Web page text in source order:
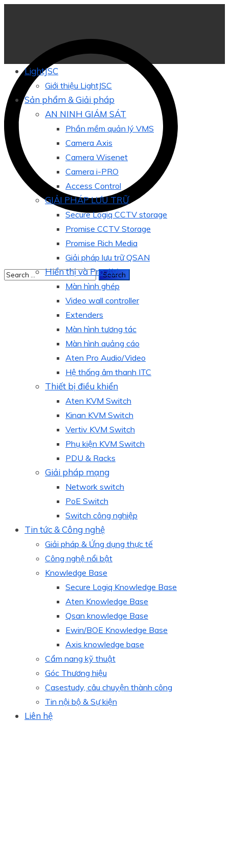
LightJSC
Giới thiệu LightJSC
Sản phẩm & Giải pháp
AN NINH GIÁM SÁT
Phần mềm quản lý VMS
Camera Axis
Camera Wisenet
Camera i-PRO
Access Control
GIẢI PHÁP LƯU TRỮ
Secure Logiq CCTV storage
Promise CCTV Storage
Promise Rich Media
Giải pháp lưu trữ QSAN
Hiển thị và Pro AV
Màn hình ghép
Video wall controller
Extenders
Màn hình tương tác
Màn hình quảng cáo
Aten Pro Audio/Video
Hệ thống âm thanh ITC
Thiết bị điều khiển
Aten KVM Switch
Kinan KVM Switch
Vertiv KVM Switch
Phụ kiện KVM Switch
PDU & Racks
Giải pháp mạng
Network switch
PoE Switch
Switch công nghiệp
Tin tức & Công nghệ
Giải pháp & Ứng dụng thực tế
Công nghệ nổi bật
Knowledge Base
Secure Logiq Knowledge Base
Aten Knowledge Base
Qsan knowledge Base
Ewin/BOE Knowledge Base
Axis knowledge base
Cẩm nang kỹ thuật
Góc Thương hiệu
Casestudy, câu chuyện thành công
Tin nội bộ & Sự kiện
Liên hệ